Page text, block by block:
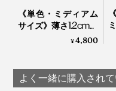
非常事は無いに越した
の時に普段から使い慣
ものですよね。
太陽から生み出され
充電時間：約5-7時間
防水：防塵防水IP67
《単色・ミディアム
サイズ》薄さ1.2cmに
畳める超軽量ソーラ
ばに｜carry the sun
¥4,800
よく一緒に購入され